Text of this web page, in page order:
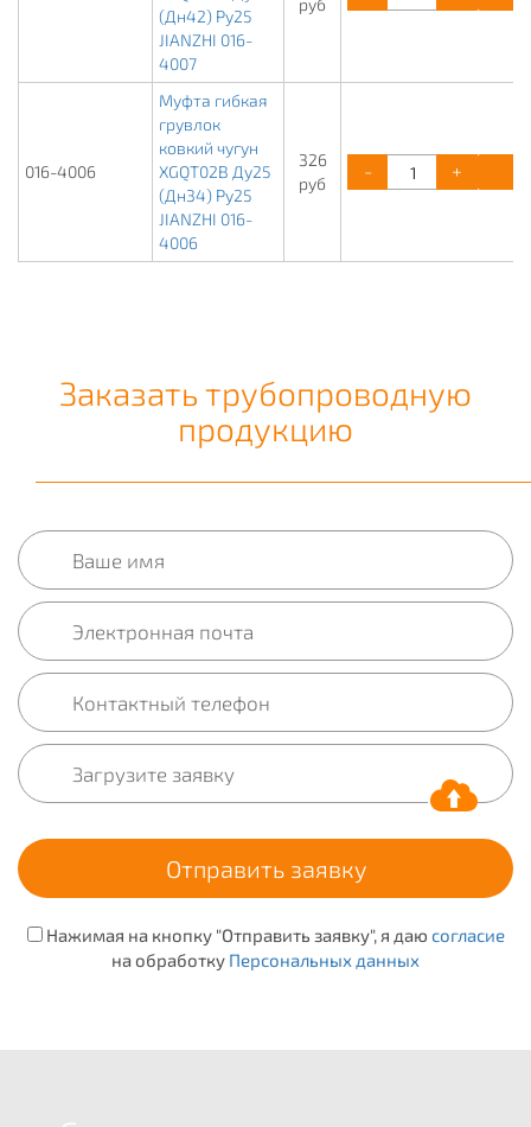
(Дн42) Ру25
JIANZHI 016-
4007
руб
016-4006
Муфта гибкая
грувлок
ковкий чугун
XGQT02B Ду25
(Дн34) Ру25
JIANZHI 016-
4006
326
руб
- +
Заказать трубопроводную
продукцию
Нажимая на кнопку "Отправить заявку", я даю согласие
на обработку Персональных данных